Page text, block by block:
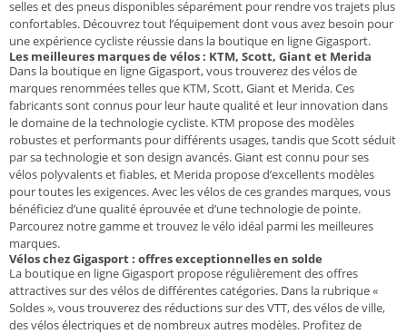
selles et des pneus disponibles séparément pour rendre vos trajets plus
confortables. Découvrez tout l’équipement dont vous avez besoin pour
une expérience cycliste réussie dans la boutique en ligne Gigasport.
Les meilleures marques de vélos : KTM, Scott, Giant et Merida
Dans la boutique en ligne Gigasport, vous trouverez des vélos de
marques renommées telles que KTM, Scott, Giant et Merida. Ces
fabricants sont connus pour leur haute qualité et leur innovation dans
le domaine de la technologie cycliste. KTM propose des modèles
robustes et performants pour différents usages, tandis que Scott séduit
par sa technologie et son design avancés. Giant est connu pour ses
vélos polyvalents et fiables, et Merida propose d’excellents modèles
pour toutes les exigences. Avec les vélos de ces grandes marques, vous
bénéficiez d’une qualité éprouvée et d’une technologie de pointe.
Parcourez notre gamme et trouvez le vélo idéal parmi les meilleures
marques.
Vélos chez Gigasport : offres exceptionnelles en solde
La boutique en ligne Gigasport propose régulièrement des offres
attractives sur des vélos de différentes catégories. Dans la rubrique «
Soldes », vous trouverez des réductions sur des VTT, des vélos de ville,
des vélos électriques et de nombreux autres modèles. Profitez de